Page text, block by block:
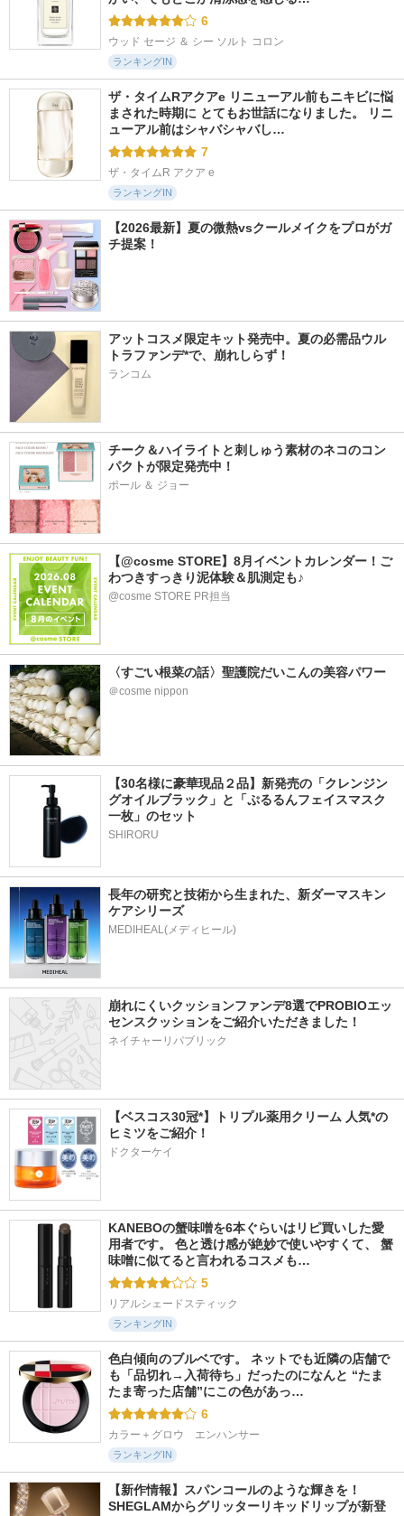
6
ウッド セージ ＆ シー ソルト コロン
ランキングIN
ザ・タイムRアクアe リニューアル前もニキビに悩
まされた時期に とてもお世話になりました。 リニ
ューアル前はシャバシャバし…
7
ザ・タイムR アクア e
ランキングIN
【2026最新】夏の微熱vsクールメイクをプロがガ
チ提案！
アットコスメ限定キット発売中。夏の必需品ウル
トラファンデ*で、崩れしらず！
ランコム
チーク＆ハイライトと刺しゅう素材のネコのコン
パクトが限定発売中！
ポール ＆ ジョー
【@cosme STORE】8月イベントカレンダー！ご
わつきすっきり泥体験＆肌測定も♪
@cosme STORE PR担当
〈すごい根菜の話〉聖護院だいこんの美容パワー
＠cosme nippon
【30名様に豪華現品２品】新発売の「クレンジン
グオイルブラック」と「ぷるるんフェイスマスク
一枚」のセット
SHIRORU
長年の研究と技術から生まれた、新ダーマスキン
ケアシリーズ
崩れにくいクッションファンデ8選でPROBIOエッ
センスクッションをご紹介いただきました！
ネイチャーリパブリック
【ベスコス30冠*】トリプル薬用クリーム 人気*の
ヒミツをご紹介！
ドクターケイ
KANEBOの蟹味噌を6本ぐらいはリピ買いした愛
用者です。 色と透け感が絶妙で使いやすくて、 蟹
味噌に似てると言われるコスメも…
5
リアルシェードスティック
ランキングIN
色白傾向のブルベです。 ネットでも近隣の店舗で
も「品切れ→入荷待ち」だったのになんと “たま
たま寄った店舗”にこの色があっ…
6
カラー＋グロウ　エンハンサー
ランキングIN
【新作情報】スパンコールのような輝きを！
SHEGLAMからグリッターリキッドリップが新登